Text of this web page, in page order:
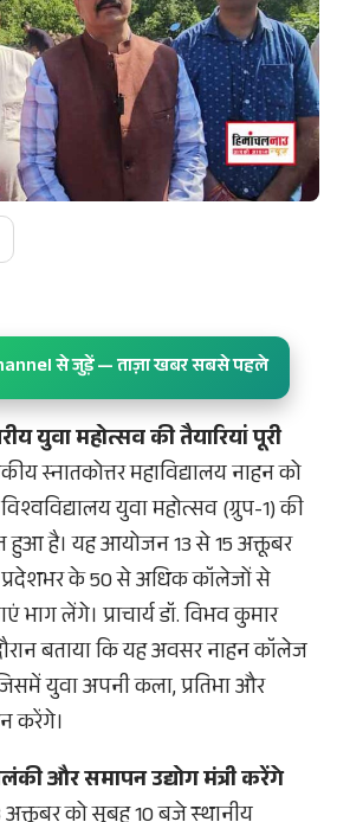
से जुड़ें — ताज़ा खबर सबसे पहले
युवा महोत्सव की तैयारियां पूरी
स्नातकोत्तर महाविद्यालय नाहन को
युवा महोत्सव (ग्रुप-1) की
हुआ है। यह आयोजन 13 से 15 अक्तूबर
प्रदेशभर के 50 से अधिक कॉलेजों से
भाग लेंगे। प्राचार्य डॉ. विभव कुमार
बताया कि यह अवसर नाहन कॉलेज
युवा अपनी कला, प्रतिभा और
करेंगे।
और समापन उद्योग मंत्री करेंगे